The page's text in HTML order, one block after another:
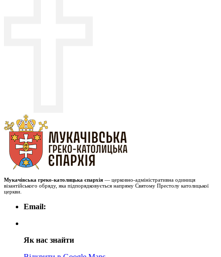
Мукачівська греко-католицька єпархія — церковно-адміністративна одиниця
візантійського обряду, яка підпорядковується напряму Святому Престолу католицької
церкви.
Email:
Як нас знайти